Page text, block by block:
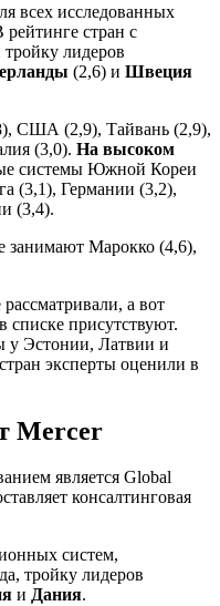
всех исследованных
стран с
лидеров
(2,6) и Швеция
США (2,9), Тайвань (2,9),
(3,0). На высоком
системы Южной Кореи
(3,1), Германии (3,2),
(3,4).
занимают Марокко (4,6),
а вот
присутствуют.
у Эстонии, Латвии и
эксперты оценили в
Mercer
является Global
консалтинговая
систем,
тройку лидеров
и Дания.